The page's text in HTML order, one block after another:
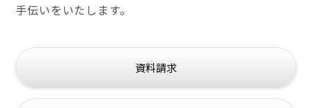
手伝いをいたします。
資料請求